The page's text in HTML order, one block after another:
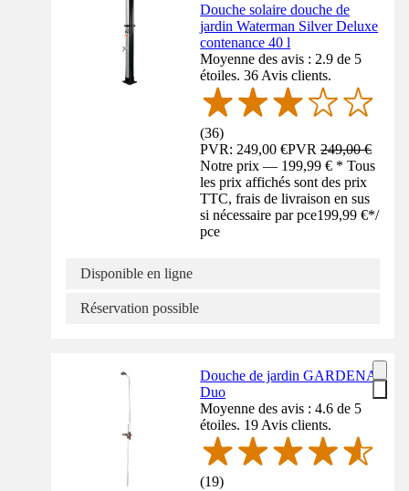
Douche solaire douche de
jardin Waterman Silver Deluxe
contenance 40 l
Moyenne des avis : 2.9 de 5
étoiles. 36 Avis clients.
(36)
PVR: 249,00 €PVR249,00 €
Notre prix — 199,99 € * Tous
les prix affichés sont des prix
TTC, frais de livraison en sus
si nécessaire par pce199,99 €*/
pce
Disponible en ligne
Réservation possible
Douche de jardin GARDENA
Duo
Moyenne des avis : 4.6 de 5
étoiles. 19 Avis clients.
(19)